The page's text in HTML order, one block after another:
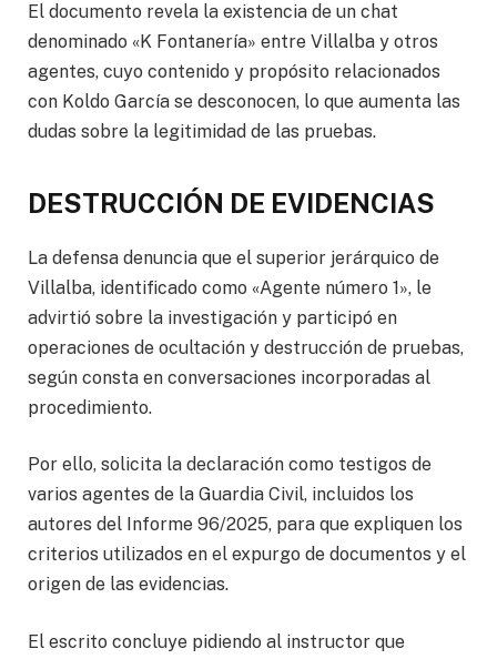
El documento revela la existencia de un chat
denominado «K Fontanería» entre Villalba y otros
agentes, cuyo contenido y propósito relacionados
con Koldo García se desconocen, lo que aumenta las
dudas sobre la legitimidad de las pruebas.
DESTRUCCIÓN DE EVIDENCIAS
La defensa denuncia que el superior jerárquico de
Villalba, identificado como «Agente número 1», le
advirtió sobre la investigación y participó en
operaciones de ocultación y destrucción de pruebas,
según consta en conversaciones incorporadas al
procedimiento.
Por ello, solicita la declaración como testigos de
varios agentes de la Guardia Civil, incluidos los
autores del Informe 96/2025, para que expliquen los
criterios utilizados en el expurgo de documentos y el
origen de las evidencias.
El escrito concluye pidiendo al instructor que